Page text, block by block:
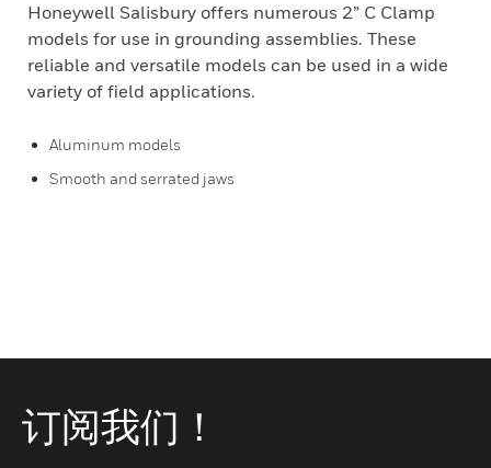
Honeywell Salisbury offers numerous 2” C Clamp
models for use in grounding assemblies. These
reliable and versatile models can be used in a wide
variety of field applications.
Aluminum models
Smooth and serrated jaws
订阅我们！